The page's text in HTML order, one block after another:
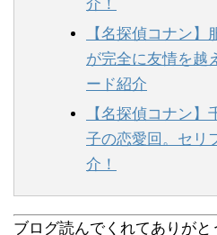
介！
【名探偵コナン
が完全に友情を越
ード紹介
【名探偵コナン
子の恋愛回。セリ
介！
ブログ読んでくれてありが